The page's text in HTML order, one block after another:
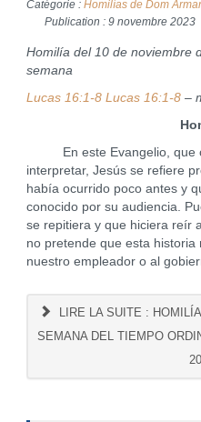
Catégorie : Homilías de Dom
Publication : 9 novembre 2023
Homilía del 10 de noviembre
semana
Lucas 16:1-8 Lucas 16:1-8 –
En este Evangelio, que
interpretar, Jesús se refiere
había ocurrido poco antes y
conocido por su audiencia.
se repitiera y que hiciera reír
no pretende que esta
nuestro empleador o al
LIRE LA SUITE :
SEMANA DEL TIEMPO